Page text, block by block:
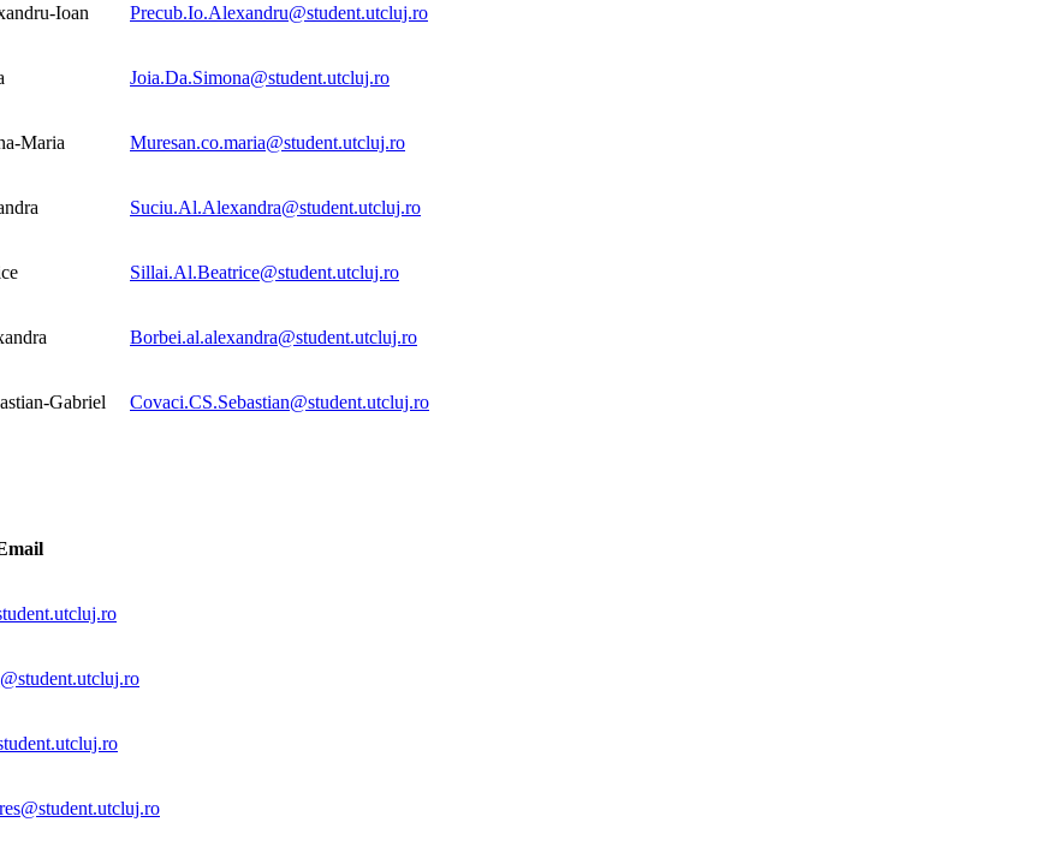
Ioan Precub.Io.Alexandru@student.utcluj.ro
Joia.Da.Simona@student.utcluj.ro
Maria Muresan.co.maria@student.utcluj.ro
Suciu.Al.Alexandra@student.utcluj.ro
Sillai.Al.Beatrice@student.utcluj.ro
Borbei.al.alexandra@student.utcluj.ro
Gabriel Covaci.CS.Sebastian@student.utcluj.ro